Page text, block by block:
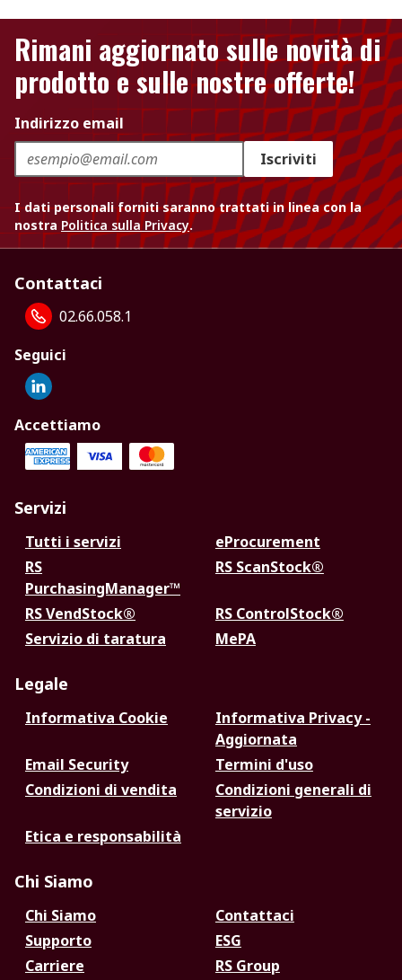
Rimani aggiornato sulle novità di
prodotto e sulle nostre offerte!
Indirizzo email
Iscriviti
I dati personali forniti saranno trattati in linea con la
nostra Politica sulla Privacy.
Contattaci
02.66.058.1
Seguici
Accettiamo
Servizi
Tutti i servizi
eProcurement
RS
PurchasingManager™
RS ScanStock®
RS VendStock®
RS ControlStock®
Servizio di taratura
MePA
Legale
Informativa Cookie
Informativa Privacy -
Aggiornata
Email Security
Termini d'uso
Condizioni di vendita
Condizioni generali di
servizio
Etica e responsabilità
Chi Siamo
Chi Siamo
Contattaci
Supporto
ESG
Carriere
RS Group